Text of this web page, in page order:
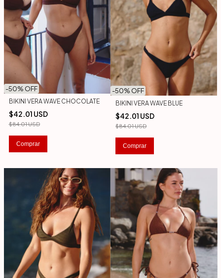
-50% OFF
BIKINI VERA WAVE CHOCOLATE
$42.01 USD
$84.01 USD
Comprar
-50% OFF
BIKINI VERA WAVE BLUE
$42.01 USD
$84.01 USD
Comprar